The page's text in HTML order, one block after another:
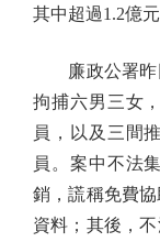
其中超過1.2億
廉政公署昨
拘捕六男三女
員，以及三間
員。案中不法
銷，謊稱免費
資料；其後，